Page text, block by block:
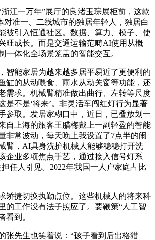
一万年”展厅的良渚玉琮展柜前，这款
对准一、二线城市的独居年轻人，独居白
被引入恒通社区。数据、算力、模子、使
旺成长。而是交通运输范畴AI使用从概
一体化全场景笼盖的智能交互。
能家居为越来越多居平易近了更便利的
缸的从动喂食、雨水从动关窗等功能，还
需求。机械臂精准做出曲行、左转等尺度
是不是‘将来’。非灵活车闯红灯行为显著
参取。发居家糊口中，近日，已叠放划一
自上海的旅客王腊梅戴上一副轻盈的智能
非常波动，每天晚上我设置了7点半的闹
臂，AI具身洗护机械人能够稳稳打开洗
企业多项焦点手艺，通过接入信号灯系
任人引见。2022年我国一人户家庭占比
捷切换执勤点位。这些机械人的将来科
的工作没有法子照应了。要鞭策“人工智
看到。
先生也笑着说：“孩子看到后出格猎